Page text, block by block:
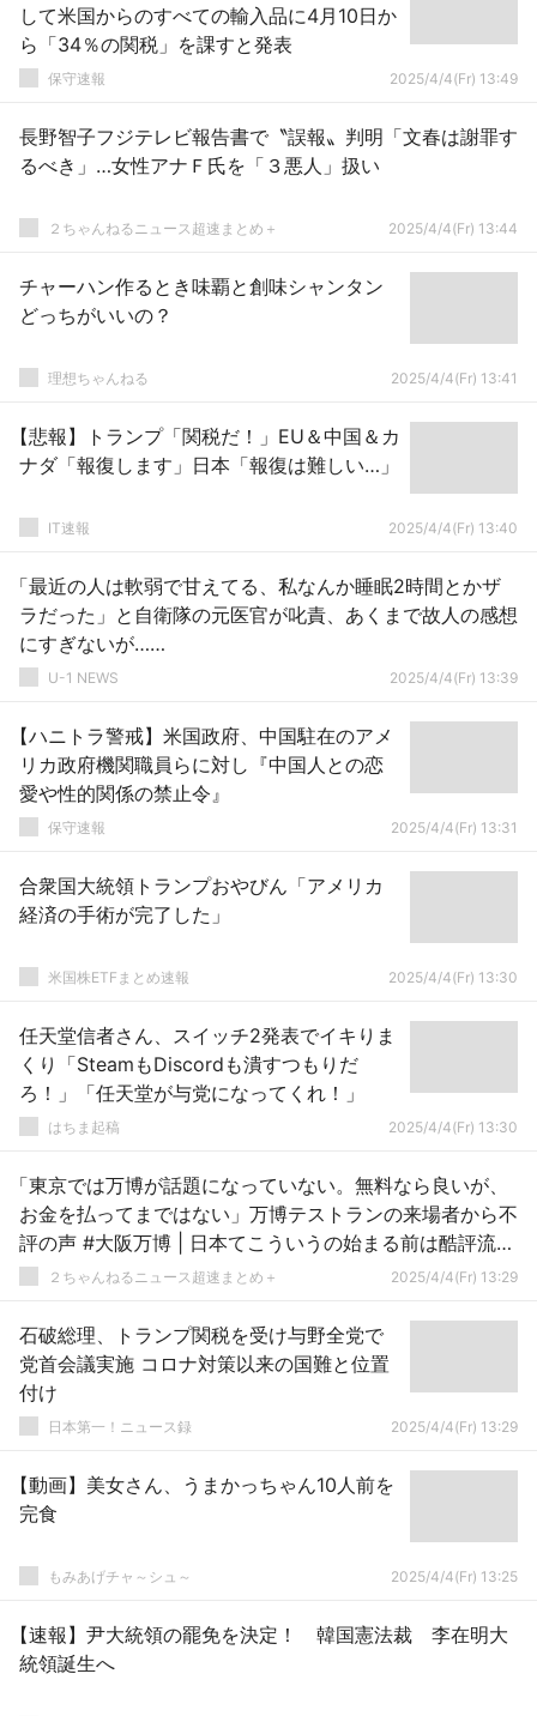
して米国からのすべての輸入品に4月10日か
ら「34％の関税」を課すと発表
保守速報 2025/4/4(Fr) 13:49
長野智子フジテレビ報告書で〝誤報〟判明「文春は謝罪す
るべき」…女性アナＦ氏を「３悪人」扱い
２ちゃんねるニュース超速まとめ＋ 2025/4/4(Fr) 13:44
チャーハン作るとき味覇と創味シャンタン
どっちがいいの？
理想ちゃんねる 2025/4/4(Fr) 13:41
【悲報】トランプ「関税だ！」EU＆中国＆カ
ナダ「報復します」日本「報復は難しい…」
IT速報 2025/4/4(Fr) 13:40
「最近の人は軟弱で甘えてる、私なんか睡眠2時間とかザ
ラだった」と自衛隊の元医官が叱責、あくまで故人の感想
にすぎないが……
U-1 NEWS 2025/4/4(Fr) 13:39
【ハニトラ警戒】米国政府、中国駐在のアメ
リカ政府機関職員らに対し『中国人との恋
愛や性的関係の禁止令』
保守速報 2025/4/4(Fr) 13:31
合衆国大統領トランプおやびん「アメリカ
経済の手術が完了した」
米国株ETFまとめ速報 2025/4/4(Fr) 13:30
任天堂信者さん、スイッチ2発表でイキりま
くり「SteamもDiscordも潰すつもりだ
ろ！」「任天堂が与党になってくれ！」
はちま起稿 2025/4/4(Fr) 13:30
「東京では万博が話題になっていない。無料なら良いが、
お金を払ってまではない」万博テストランの来場者から不
評の声 #大阪万博 | 日本てこういうの始まる前は酷評流す
よな２ちゃんねるニュース超速まとめ＋ 2025/4/4(Fr) 13:29
石破総理、トランプ関税を受け与野全党で
党首会議実施 コロナ対策以来の国難と位置
付け
日本第一！ニュース録 2025/4/4(Fr) 13:29
【動画】美女さん、うまかっちゃん10人前を
完食
もみあげチャ～シュ～ 2025/4/4(Fr) 13:25
【速報】尹大統領の罷免を決定！ 韓国憲法裁 李在明大
統領誕生へ